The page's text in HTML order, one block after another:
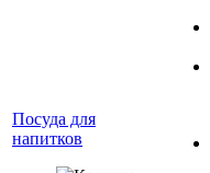
Посуда для
напитков